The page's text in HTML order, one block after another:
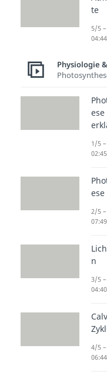
deinen
Ein
Dabei
zu
führt.
Eine
kann
te
5/5
04:44
Physiologie
1/5
02:45
ese
2/5
07:49
n
3/5
04:40
4/5
06:44